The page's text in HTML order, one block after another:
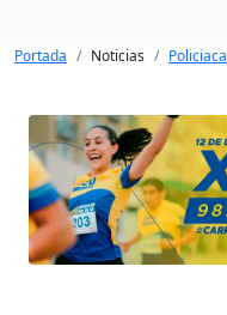
Portada Noticias Policiaca